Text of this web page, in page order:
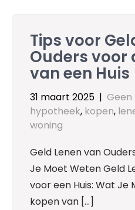
Tips voor
Ouders voor
van een Huis
31 maart 2025 |
hypotheek, kopen,
woning
Geld Lenen van
Je Moet Weten Geld
voor een Huis: Wat Je
kopen van […]